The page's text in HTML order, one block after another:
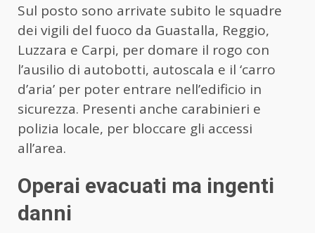
Sul posto sono arrivate subito le squadre
dei vigili del fuoco da Guastalla, Reggio,
Luzzara e Carpi, per domare il rogo con
l’ausilio di autobotti, autoscala e il ‘carro
d’aria’ per poter entrare nell’edificio in
sicurezza. Presenti anche carabinieri e
polizia locale, per bloccare gli accessi
all’area.
Operai evacuati ma ingenti
danni